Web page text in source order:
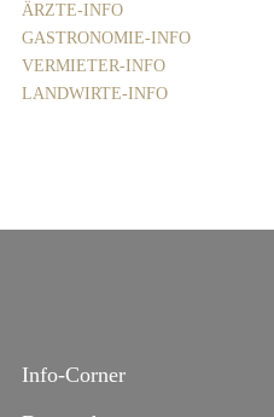
ÄRZTE-INFO
GASTRONOMIE-INFO
VERMIETER-INFO
LANDWIRTE-INFO
Info-Corner